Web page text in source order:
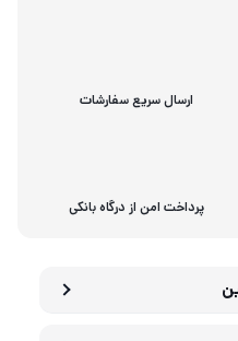
ارسال سریع سفارشات
پرداخت امن از درگاه بانکی